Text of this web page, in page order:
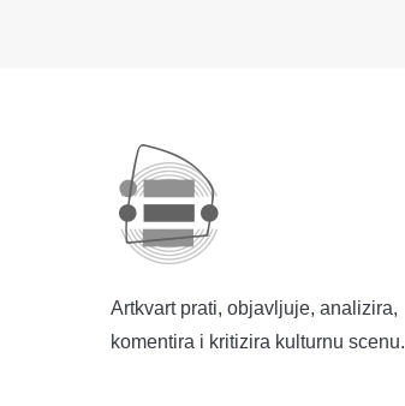
Artkvart prati, objavljuje, analizira,
komentira i kritizira kulturnu scenu.